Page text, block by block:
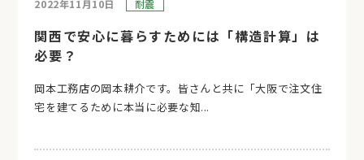
2022年11月10日 耐震
関西で安心に暮らすためには「構造計算」は
必要？
岡本工務店の岡本耕介です。皆さんと共に「大阪で注文住
宅を建てるために本当に必要な知...